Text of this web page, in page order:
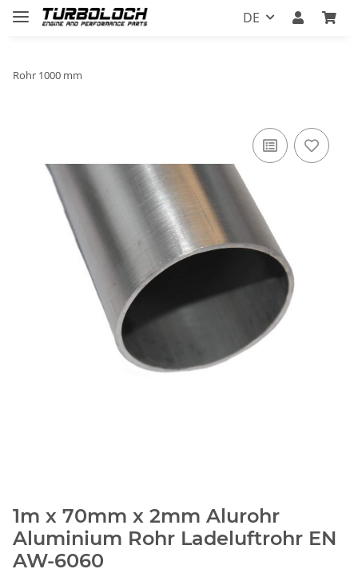
DE
Rohr 1000 mm
1m x 70mm x 2mm Alurohr
Aluminium Rohr Ladeluftrohr EN
AW-6060